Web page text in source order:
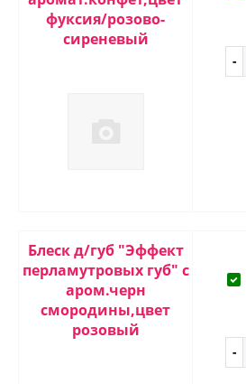
фуксия/розово-
сиреневый
Блеск д/губ "Эффект
перламутровых губ" с
аром.черн
смородины,цвет
розовый